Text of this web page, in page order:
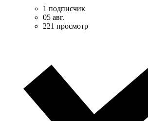
1 подписчик
05 авг.
221 просмотр